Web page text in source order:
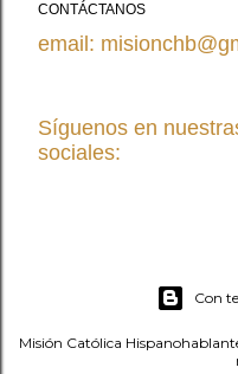
CONTÁCTANOS
email:
Síguenos en
sociales:
Con
Misión Católica